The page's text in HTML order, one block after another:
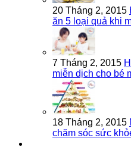
20 Tháng 2, 2015
ăn 5 loại quả khi
7 Tháng 2, 2015
miễn dịch cho bé
18 Tháng 2, 2015
chăm sóc sức